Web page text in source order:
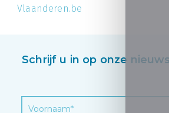
Vlaanderen.be
Schrijf u in op onze